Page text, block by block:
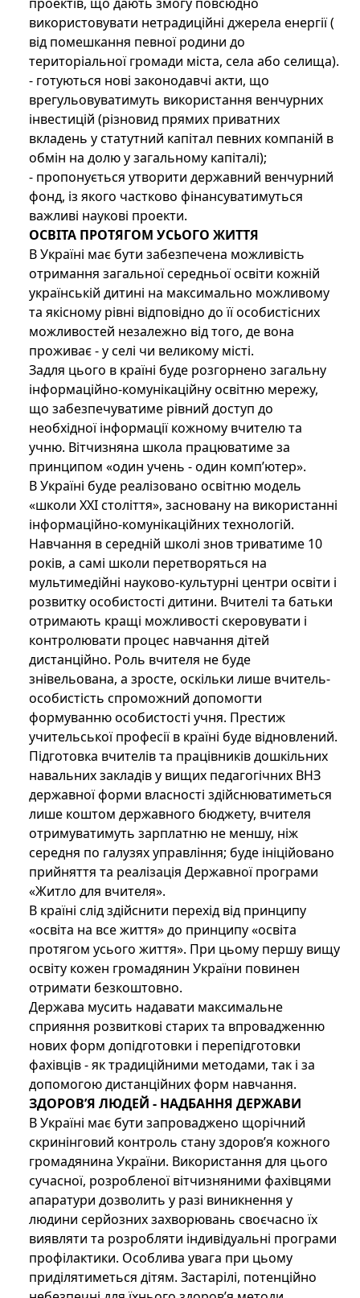
використовувати нетрадиційні джерела енергії (
від помешкання певної родини до
територіальної громади міста, села або селища).
- готуються нові законодавчі акти, що
врегульовуватимуть використання венчурних
інвестицій (різновид прямих приватних
вкладень у статутний капітал певних компаній в
обмін на долю у загальному капіталі);
- пропонується утворити державний венчурний
фонд, із якого частково фінансуватимуться
важливі наукові проекти.
ОСВІТА ПРОТЯГОМ УСЬОГО ЖИТТЯ
В Україні має бути забезпечена можливість
отримання загальної середньої освіти кожній
українській дитині на максимально можливому
та якісному рівні відповідно до її особистісних
можливостей незалежно від того, де вона
проживає - у селі чи великому місті.
Задля цього в країні буде розгорнено загальну
інформаційно-комунікаційну освітню мережу,
що забезпечуватиме рівний доступ до
необхідної інформації кожному вчителю та
учню. Вітчизняна школа працюватиме за
принципом «один учень - один комп’ютер».
В Україні буде реалізовано освітню модель
«школи XXI століття», засновану на використанні
інформаційно-комунікаційних технологій.
Навчання в середній школі знов триватиме 10
років, а самі школи перетворяться на
мультимедійні науково-культурні центри освіти і
розвитку особистості дитини. Вчителі та батьки
отримають кращі можливості скеровувати і
контролювати процес навчання дітей
дистанційно. Роль вчителя не буде
знівельована, а зросте, оскільки лише вчитель-
особистість спроможний допомогти
формуванню особистості учня. Престиж
учительської професії в країні буде відновлений.
Підготовка вчителів та працівників дошкільних
навальних закладів у вищих педагогічних ВНЗ
державної форми власності здійснюватиметься
лише коштом державного бюджету, вчителя
отримуватимуть зарплатню не меншу, ніж
середня по галузях управління; буде ініційовано
прийняття та реалізація Державної програми
«Житло для вчителя».
В країні слід здійснити перехід від принципу
«освіта на все життя» до принципу «освіта
протягом усього життя». При цьому першу вищу
освіту кожен громадянин України повинен
отримати безкоштовно.
Держава мусить надавати максимальне
сприяння розвиткові старих та впровадженню
нових форм допідготовки і перепідготовки
фахівців - як традиційними методами, так і за
допомогою дистанційних форм навчання.
ЗДОРОВ’Я ЛЮДЕЙ - НАДБАННЯ ДЕРЖАВИ
В Україні має бути запроваджено щорічний
скринінговий контроль стану здоров’я кожного
громадянина України. Використання для цього
сучасної, розробленої вітчизняними фахівцями
апаратури дозволить у разі виникнення у
людини серйозних захворювань своєчасно їх
виявляти та розробляти індивідуальні програми
профілактики. Особлива увага при цьому
приділятиметься дітям. Застарілі, потенційно